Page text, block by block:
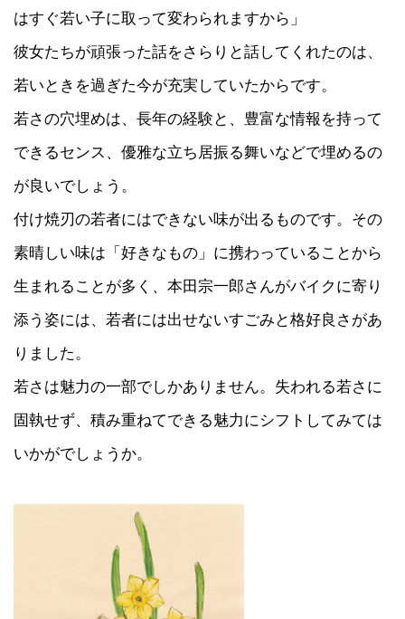
はすぐ若い子に取って変わられますから」
彼女たちが頑張った話をさらりと話してくれたのは、
若いときを過ぎた今が充実していたからです。
若さの穴埋めは、長年の経験と、豊富な情報を持って
できるセンス、優雅な立ち居振る舞いなどで埋めるの
が良いでしょう。
付け焼刃の若者にはできない味が出るものです。その
素晴しい味は「好きなもの」に携わっていることから
生まれることが多く、本田宗一郎さんがバイクに寄り
添う姿には、若者には出せないすごみと格好良さがあ
りました。
若さは魅力の一部でしかありません。失われる若さに
固執せず、積み重ねてできる魅力にシフトしてみては
いかがでしょうか。